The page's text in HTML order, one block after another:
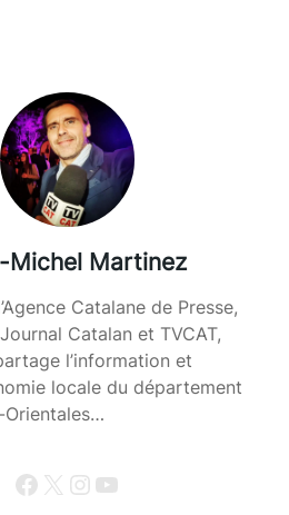
Michel Martinez
Catalane de Presse,
Catalan et TVCAT,
l’information et
locale du département
Orientales…
Facebook X InstagramYouTube